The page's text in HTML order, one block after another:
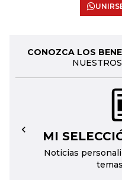
CONOZCA LOS
MI
Noticias
←